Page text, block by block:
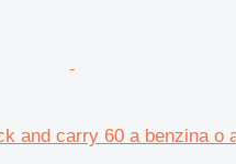
and carry 60 a benzina o